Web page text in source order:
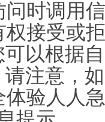
时调用
接受或
以根据
注意，
验人人